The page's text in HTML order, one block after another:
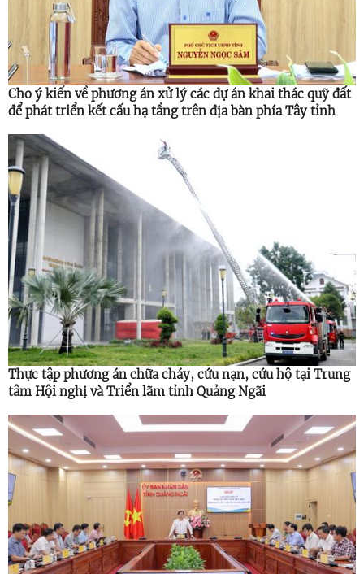
Cho ý kiến về phương án xử lý các dự án khai thác quỹ đất
để phát triển kết cấu hạ tầng trên địa bàn phía Tây tỉnh
Thực tập phương án chữa cháy, cứu nạn, cứu hộ tại Trung
tâm Hội nghị và Triển lãm tỉnh Quảng Ngãi